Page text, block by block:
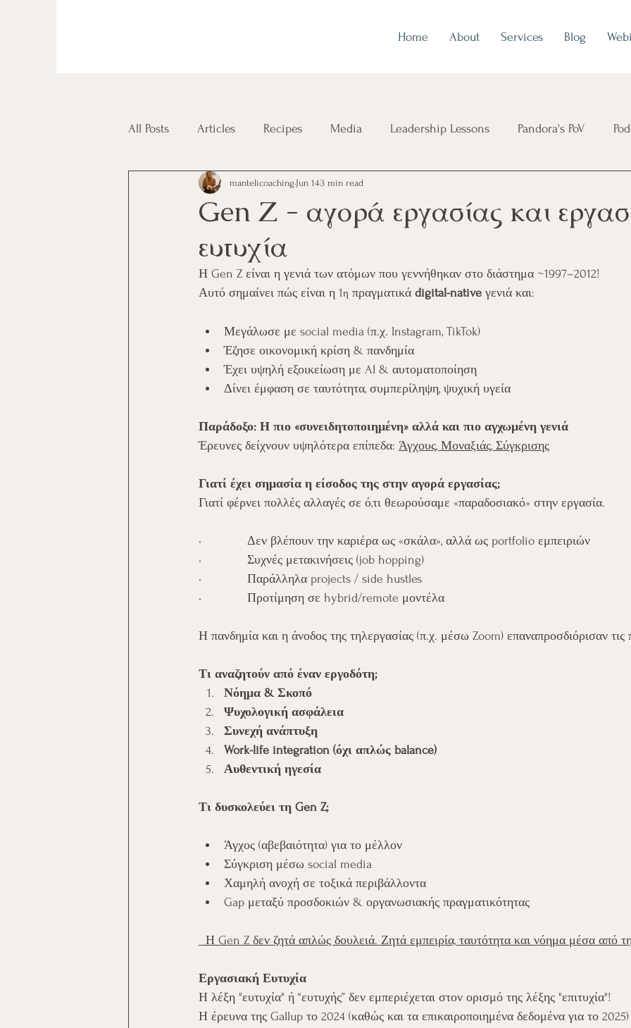
Home About Services Blog
All Posts Articles Recipes Media Leadership Lessons Pandora's PoV
Diplomas and Certificates
Gen Z - αγορά εργασίας και
ευτυχία
mantelicoaching Jun 143 min read
Η Gen Z είναι η γενιά των ατόμων που γεννήθηκαν στο διάστημα ~1997–2012!
Αυτό σημαίνει πώς είναι η 1η πραγματικά digital-native γενιά και:
Μεγάλωσε με social media (π.χ. Instagram, TikTok)
Έζησε οικονομική κρίση & πανδημία
Έχει υψηλή εξοικείωση με AI & αυτοματοποίηση
Δίνει έμφαση σε ταυτότητα, συμπερίληψη, ψυχική υγεία
Παράδοξο: Η πιο «συνειδητοποιημένη» αλλά και πιο αγχωμένη γενιά
Έρευνες δείχνουν υψηλότερα επίπεδα: Άγχους, Μοναξιάς, Σύγκρισης
Γιατί έχει σημασία η είσοδος της στην αγορά εργασίας;
Γιατί φέρνει πολλές αλλαγές σε ό,τι θεωρούσαμε «παραδοσιακό» στην εργασία.
•             Δεν βλέπουν την καριέρα ως «σκάλα», αλλά ως portfolio εμπειριών
•             Συχνές μετακινήσεις (job hopping)
•             Παράλληλα projects / side hustles
•             Προτίμηση σε hybrid/remote μοντέλα
Η πανδημία και η άνοδος της τηλεργασίας (π.χ. μέσω Zoom) επαναπροσδιόρισαν τις
Τι αναζητούν από έναν εργοδότη;
Νόημα & Σκοπό
Ψυχολογική ασφάλεια
Συνεχή ανάπτυξη
Work-life integration (όχι απλώς balance)
Αυθεντική ηγεσία
Τι δυσκολεύει τη Gen Z;
Άγχος (αβεβαιότητα) για το μέλλον
Σύγκριση μέσω social media
Χαμηλή ανοχή σε τοξικά περιβάλλοντα
Gap μεταξύ προσδοκιών & οργανωσιακής πραγματικότητας
Η Gen Z δεν ζητά απλώς δουλειά. Ζητά εμπειρία, ταυτότητα και νόημα μέσα από
Εργασιακή Ευτυχία
Η λέξη "ευτυχία" ή “ευτυχής” δεν εμπεριέχεται στον ορισμό της λέξης "επιτυχία"!
Η έρευνα της Gallup το 2024 (καθώς και τα επικαιροποιημένα δεδομένα για το